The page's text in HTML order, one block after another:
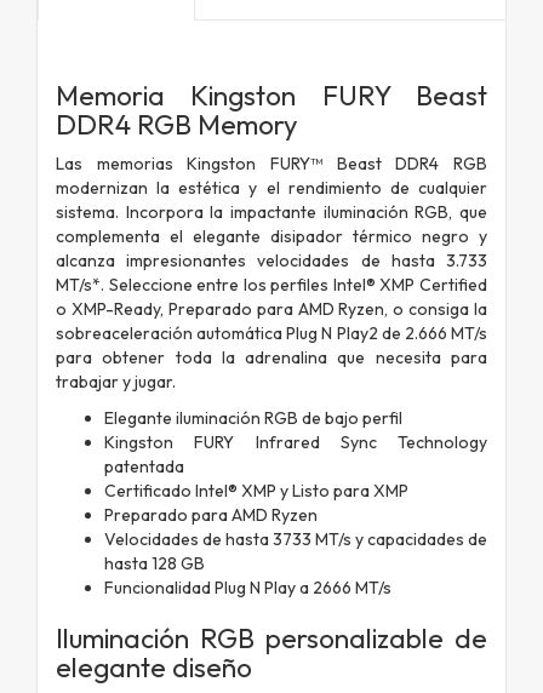
Memoria Kingston FURY Beast
DDR4 RGB Memory
Las memorias Kingston FURY™ Beast DDR4 RGB
modernizan la estética y el rendimiento de cualquier
sistema. Incorpora la impactante iluminación RGB, que
complementa el elegante disipador térmico negro y
alcanza impresionantes velocidades de hasta 3.733
MT/s*. Seleccione entre los perfiles Intel® XMP Certified
o XMP-Ready, Preparado para AMD Ryzen, o consiga la
sobreaceleración automática Plug N Play2 de 2.666 MT/s
para obtener toda la adrenalina que necesita para
trabajar y jugar.
Elegante iluminación RGB de bajo perfil
Kingston FURY Infrared Sync Technology
patentada
Certificado Intel® XMP y Listo para XMP
Preparado para AMD Ryzen
Velocidades de hasta 3733 MT/s y capacidades de
hasta 128 GB
Funcionalidad Plug N Play a 2666 MT/s
Iluminación RGB personalizable de
elegante diseño